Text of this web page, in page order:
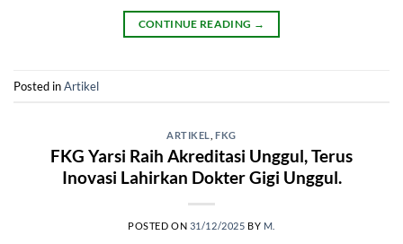
CONTINUE READING →
Posted inArtikel
ARTIKEL ,FKG
FKG Yarsi Raih Akreditasi Unggul, Terus
Inovasi Lahirkan Dokter Gigi Unggul.
POSTED ON 31/12/2025 BY M.